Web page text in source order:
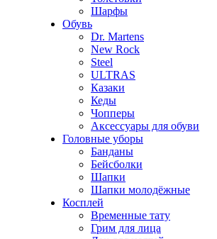
Шарфы
Обувь
Dr. Martens
New Rock
Steel
ULTRAS
Казаки
Кеды
Чопперы
Аксессуары для обуви
Головные уборы
Банданы
Бейсболки
Шапки
Шапки молодёжные
Косплей
Временные тату
Грим для лица